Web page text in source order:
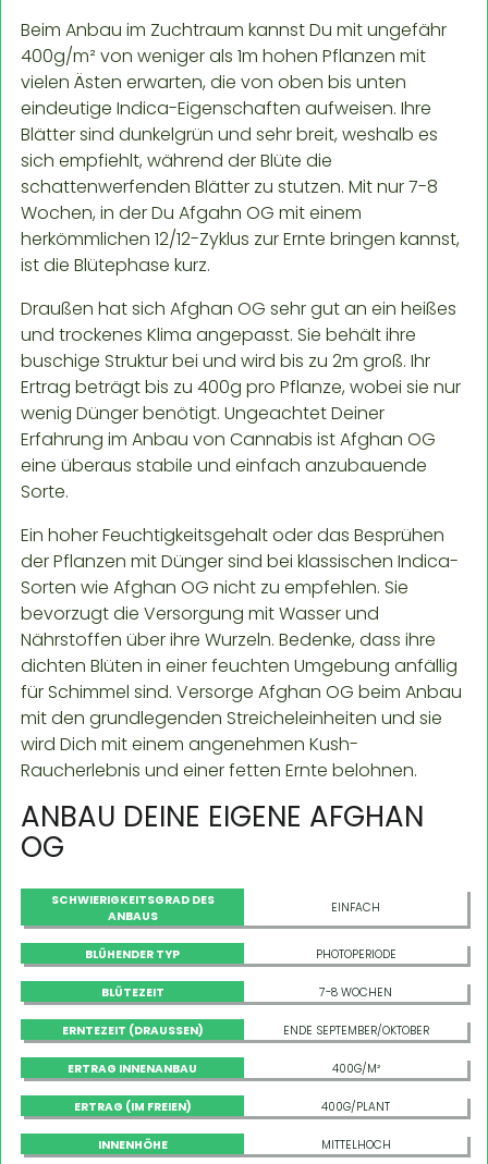
Beim Anbau im Zuchtraum kannst Du mit ungefähr
400g/m² von weniger als 1m hohen Pflanzen mit
vielen Ästen erwarten, die von oben bis unten
eindeutige Indica-Eigenschaften aufweisen. Ihre
Blätter sind dunkelgrün und sehr breit, weshalb es
sich empfiehlt, während der Blüte die
schattenwerfenden Blätter zu stutzen. Mit nur 7-8
Wochen, in der Du Afgahn OG mit einem
herkömmlichen 12/12-Zyklus zur Ernte bringen kannst,
ist die Blütephase kurz.
Draußen hat sich Afghan OG sehr gut an ein heißes
und trockenes Klima angepasst. Sie behält ihre
buschige Struktur bei und wird bis zu 2m groß. Ihr
Ertrag beträgt bis zu 400g pro Pflanze, wobei sie nur
wenig Dünger benötigt. Ungeachtet Deiner
Erfahrung im Anbau von Cannabis ist Afghan OG
eine überaus stabile und einfach anzubauende
Sorte.
Ein hoher Feuchtigkeitsgehalt oder das Besprühen
der Pflanzen mit Dünger sind bei klassischen Indica-
Sorten wie Afghan OG nicht zu empfehlen. Sie
bevorzugt die Versorgung mit Wasser und
Nährstoffen über ihre Wurzeln. Bedenke, dass ihre
dichten Blüten in einer feuchten Umgebung anfällig
für Schimmel sind. Versorge Afghan OG beim Anbau
mit den grundlegenden Streicheleinheiten und sie
wird Dich mit einem angenehmen Kush-
Raucherlebnis und einer fetten Ernte belohnen.
ANBAU DEINE EIGENE AFGHAN
OG
SCHWIERIGKEITSGRAD DES
ANBAUS
EINFACH
BLÜHENDER TYP PHOTOPERIODE
BLÜTEZEIT 7-8 WOCHEN
ERNTEZEIT (DRAUSSEN) ENDE SEPTEMBER/OKTOBER
ERTRAG INNENANBAU 400G/M²
ERTRAG (IM FREIEN) 400G/PLANT
INNENHÖHE MITTELHOCH